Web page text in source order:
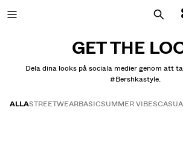
GET THE
Dela dina looks på sociala medier genom att
#Bershkastyle.
ALLASTREETWEARBASICSUMMER VIBES